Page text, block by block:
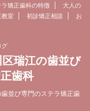
ラ矯正歯科の特徴
大人の
室 初診矯正相談
お
グ
瑞江の歯並び
歯科
並び専門のステラ矯正歯